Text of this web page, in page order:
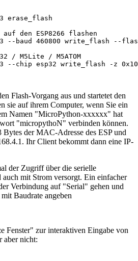
erase_flash
den ESP8266 flashen
--baud 460800 write_flash --
/ M5Lite / M5ATOM
--chip esp32 write_flash -z
Flash-Vorgang aus und startetet den
sie auf ihrem Computer, wenn Sie ein
Namen "MicroPython-xxxxxx" hat
"micropythoN" verbinden können.
der MAC-Adresse des ESP und
Ihr Client bekommt dann eine IP-
der Zugriff über die serielle
auch mit Strom versorgt. Ein einfacher
Verbindung auf "Serial" gehen und
Baudrate angeben
Fenster" zur interaktiven Eingabe von
aber nicht: